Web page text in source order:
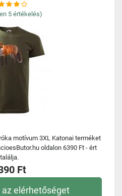
5 értékelés)
motívum 3XL Katonai terméket
oldalon 6390 Ft - ért
találja.
Ft
az elérhetőséget